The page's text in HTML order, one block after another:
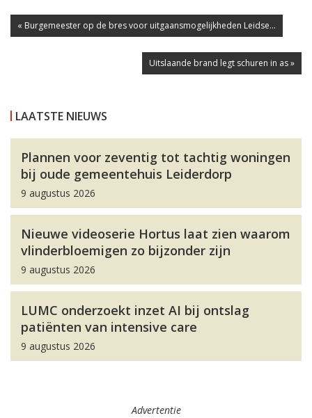
« Burgemeester op de bres voor uitgaansmogelijkheden Leidse...
Uitslaande brand legt schuren in as »
LAATSTE NIEUWS
Plannen voor zeventig tot tachtig woningen
bij oude gemeentehuis Leiderdorp
9 augustus 2026
Nieuwe videoserie Hortus laat zien waarom
vlinderbloemigen zo bijzonder zijn
9 augustus 2026
LUMC onderzoekt inzet AI bij ontslag
patiënten van intensive care
9 augustus 2026
Advertentie